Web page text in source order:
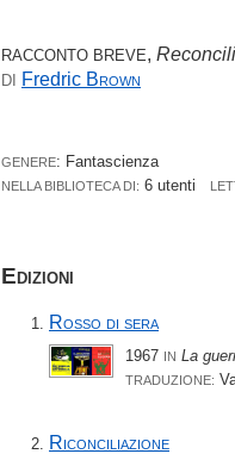
RACCONTO BREVE,
DI Fredric Brown
GENERE: Fantascienza
NELLA BIBLIOTECA DI: 6 utenti
Edizioni
Rosso di sera
1967 IN La
TRADUZIONE:
Riconciliazione